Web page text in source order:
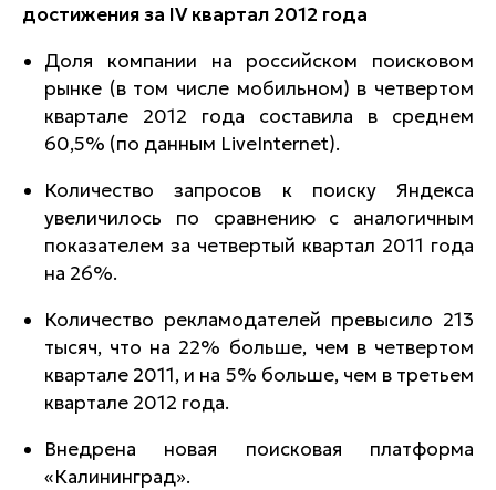
достижения за IV квартал 2012 года
Доля компании на российском поисковом
рынке (в том числе мобильном) в четвертом
квартале 2012 года составила в среднем
60,5% (по данным LiveInternet).
Количество запросов к поиску Яндекса
увеличилось по сравнению с аналогичным
показателем за четвертый квартал 2011 года
на 26%.
Количество рекламодателей превысило 213
тысяч, что на 22% больше, чем в четвертом
квартале 2011, и на 5% больше, чем в третьем
квартале 2012 года.
Внедрена новая поисковая платформа
«Калининград».